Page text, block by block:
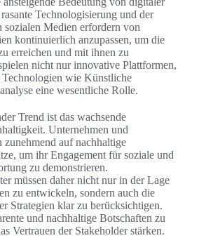
Technologisierung und der
sozialen Medien erfordern von
kontinuierlich anzupassen, um die
erreichen und mit ihnen zu
nicht nur innovative Plattformen,
Technologien wie Künstliche
eine wesentliche Rolle.
Trend ist das wachsende
Unternehmen und
zunehmend auf nachhaltige
um ihr Engagement für soziale und
zu demonstrieren.
müssen daher nicht nur in der Lage
zu entwickeln, sondern auch die
Strategien klar zu berücksichtigen.
und nachhaltige Botschaften zu
Vertrauen der Stakeholder stärken.